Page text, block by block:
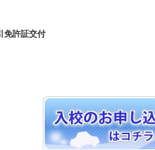
免許証交付